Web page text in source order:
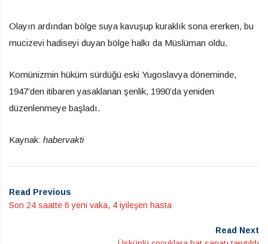
Olayın ardından bölge suya kavuşup kuraklık sona ererken, bu
mucizevi hadiseyi duyan bölge halkı da Müslüman oldu.
Komünizmin hüküm sürdüğü eski Yugoslavya döneminde,
1947’den itibaren yasaklanan şenlik, 1990’da yeniden
düzenlenmeye başladı.
Kaynak: habervakti
Read Previous
Son 24 saatte 6 yeni vaka, 4 iyileşen hasta
Read Next